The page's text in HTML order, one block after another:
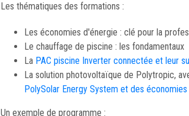
Les thématiques des formations :
Les économies d'énergie : clé pour la
Le chauffage de piscine : les fondamentaux
La PAC piscine Inverter connectée et leur
La solution photovoltaïque de Polytropic,
PolySolar Energy System et des
Un exemple de programme :